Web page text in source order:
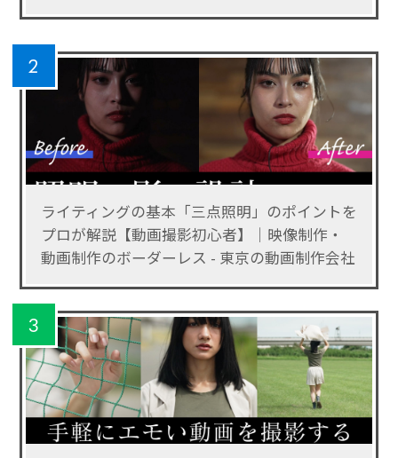
2
ライティングの基本「三点照明」のポイントを
プロが解説【動画撮影初心者】｜映像制作・
動画制作のボーダーレス - 東京の動画制作会社
3